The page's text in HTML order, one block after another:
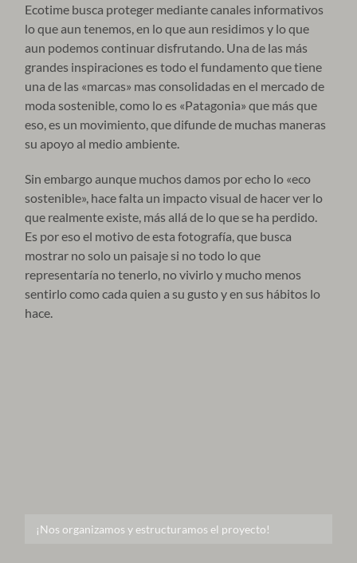
Ecotime busca proteger mediante canales informativos
lo que aun tenemos, en lo que aun residimos y lo que
aun podemos continuar disfrutando. Una de las más
grandes inspiraciones es todo el fundamento que tiene
una de las «marcas» mas consolidadas en el mercado de
moda sostenible, como lo es «Patagonia» que más que
eso, es un movimiento, que difunde de muchas maneras
su apoyo al medio ambiente.
Sin embargo aunque muchos damos por echo lo «eco
sostenible», hace falta un impacto visual de hacer ver lo
que realmente existe, más allá de lo que se ha perdido.
Es por eso el motivo de esta fotografía, que busca
mostrar no solo un paisaje si no todo lo que
representaría no tenerlo, no vivirlo y mucho menos
sentirlo como cada quien a su gusto y en sus hábitos lo
hace.
¡Nos organizamos y estructuramos el proyecto!